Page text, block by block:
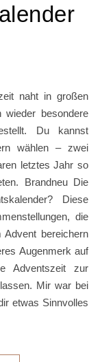
besondere
Du kannst
wählen – zwei
letztes Jahr so
Brandneu Die
Diese
die
bereichern
Augenmerk auf
Adventszeit zur
Mir war bei
etwas Sinnvolles